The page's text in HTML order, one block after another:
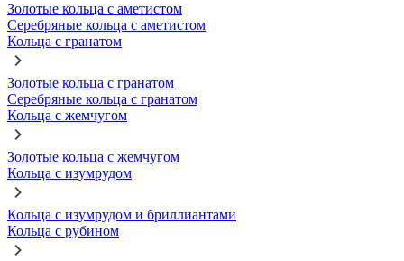
Золотые кольца с аметистом
Серебряные кольца с аметистом
Кольца с гранатом
Золотые кольца с гранатом
Серебряные кольца с гранатом
Кольца с жемчугом
Золотые кольца с жемчугом
Кольца с изумрудом
Кольца с изумрудом и бриллиантами
Кольца с рубином